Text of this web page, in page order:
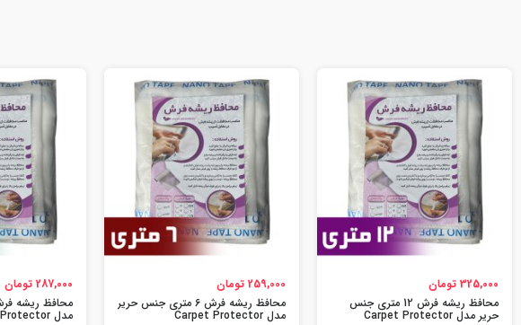
325,000 تومان
محافظ ریشه فرش 12 متری جنس
حریر مدل Carpet Protector
259,000 تومان
محافظ ریشه فرش 6 متری جنس حریر
مدل Carpet Protector
287,000 تومان
مدل Carpet Protector